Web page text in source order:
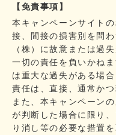
【免責事項】
本キャンペーンサイト
接、間接の損害別を問
（株）に故意または過
一切の責任を負いかね
は重大な過失がある場
責任は、直接、通常か
また、本キャンペーン
が判断した場合に限り
り消し等の必要な措置